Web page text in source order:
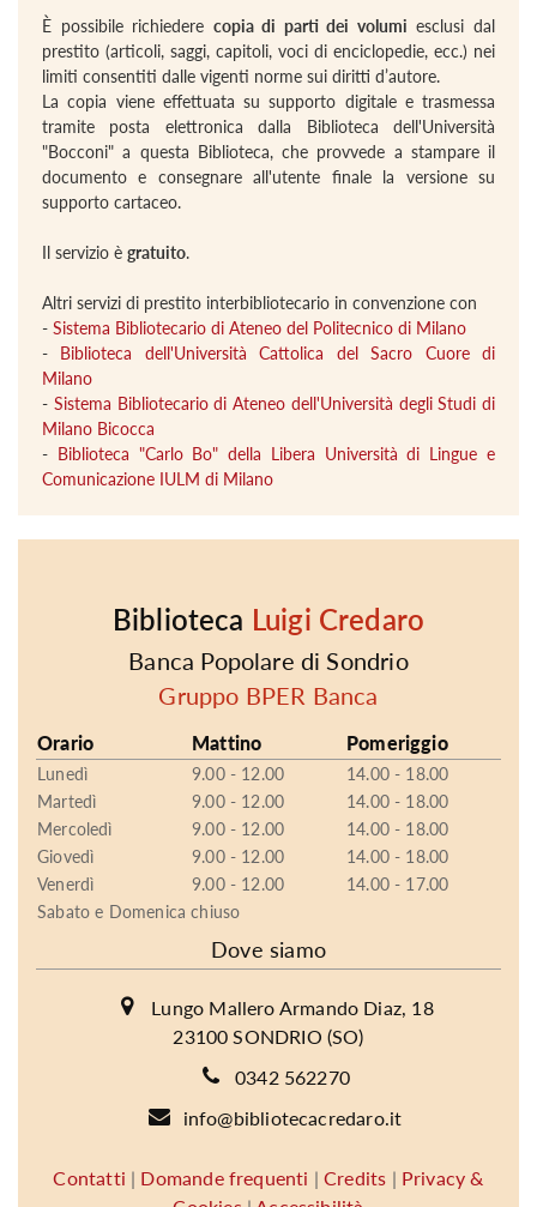
È possibile richiedere copia di parti dei volumi esclusi dal
prestito (articoli, saggi, capitoli, voci di enciclopedie, ecc.) nei
limiti consentiti dalle vigenti norme sui diritti d’autore.
La copia viene effettuata su supporto digitale e trasmessa
tramite posta elettronica dalla Biblioteca dell'Università
"Bocconi" a questa Biblioteca, che provvede a stampare il
documento e consegnare all'utente finale la versione su
supporto cartaceo.
Il servizio è gratuito.
Altri servizi di prestito interbibliotecario in convenzione con
- Sistema Bibliotecario di Ateneo del Politecnico di Milano
- Biblioteca dell'Università Cattolica del Sacro Cuore di
Milano
- Sistema Bibliotecario di Ateneo dell'Università degli Studi di
Milano Bicocca
- Biblioteca "Carlo Bo" della Libera Università di Lingue e
Comunicazione IULM di Milano
Biblioteca Luigi Credaro
Banca Popolare di Sondrio
Gruppo BPER Banca
Orario Mattino Pomeriggio
Lunedì 9.00 - 12.00
14.00 - 18.00
Martedì
9.00 - 12.00
14.00 - 18.00
Mercoledì
9.00 - 12.00
14.00 - 18.00
Giovedì
9.00 - 12.00
14.00 - 18.00
Venerdì
9.00 - 12.00
14.00 - 17.00
Sabato e Domenica chiuso
Dove siamo
Lungo Mallero Armando Diaz, 18
23100 SONDRIO (SO)
0342 562270
info@bibliotecacredaro.it
Contatti | Domande frequenti |Credits | Privacy &